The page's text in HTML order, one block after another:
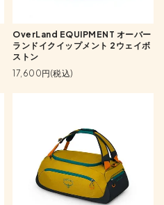
OverLand EQUIPMENT オーバー
ランドイクイップメント 2ウェイボ
ストン
17,600円(税込)